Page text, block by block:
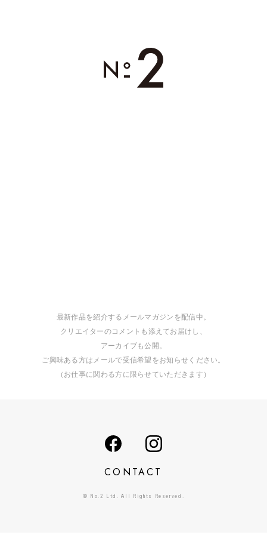
最新作品を紹介するメールマガジンを配信中。
クリエイターのコメントも添えてお届けし、
アーカイブも公開。
ご興味ある方はメールで受信希望をお知らせください。
（お仕事に関わる方に限らせていただきます）
CONTACT
© No.2 Ltd. All Rights Reserved.